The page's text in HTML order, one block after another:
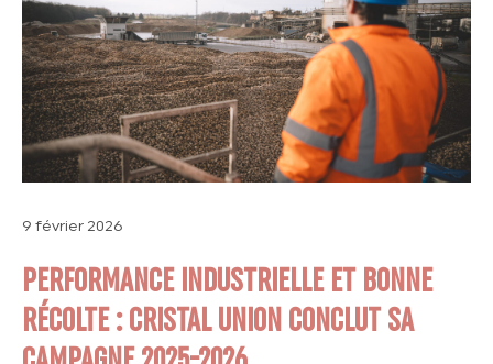
9 février 2026
PERFORMANCE INDUSTRIELLE ET BONNE
RÉCOLTE : CRISTAL UNION CONCLUT SA